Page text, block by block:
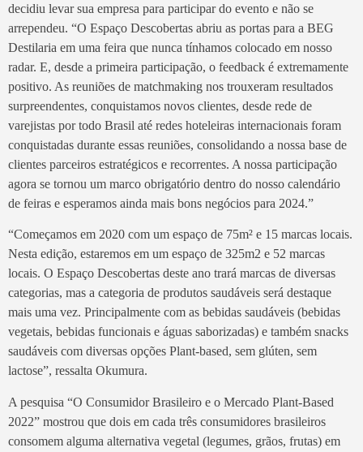
decidiu levar sua empresa para participar do evento e não se
arrependeu. “O Espaço Descobertas abriu as portas para a BEG
Destilaria em uma feira que nunca tínhamos colocado em nosso
radar. E, desde a primeira participação, o feedback é extremamente
positivo. As reuniões de matchmaking nos trouxeram resultados
surpreendentes, conquistamos novos clientes, desde rede de
varejistas por todo Brasil até redes hoteleiras internacionais foram
conquistadas durante essas reuniões, consolidando a nossa base de
clientes parceiros estratégicos e recorrentes. A nossa participação
agora se tornou um marco obrigatório dentro do nosso calendário
de feiras e esperamos ainda mais bons negócios para 2024.”
“Começamos em 2020 com um espaço de 75m² e 15 marcas locais.
Nesta edição, estaremos em um espaço de 325m2 e 52 marcas
locais. O Espaço Descobertas deste ano trará marcas de diversas
categorias, mas a categoria de produtos saudáveis será destaque
mais uma vez. Principalmente com as bebidas saudáveis (bebidas
vegetais, bebidas funcionais e águas saborizadas) e também snacks
saudáveis com diversas opções Plant-based, sem glúten, sem
lactose”, ressalta Okumura.
A pesquisa “O Consumidor Brasileiro e o Mercado Plant-Based
2022” mostrou que dois em cada três consumidores brasileiros
consomem alguma alternativa vegetal (legumes, grãos, frutas) em